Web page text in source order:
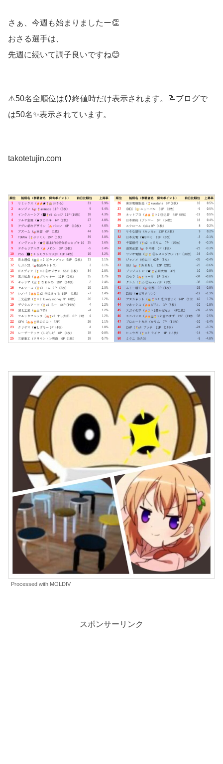
さぁ、今週も始まりましたー👏
おさる選手は、
先週に続いて調子良いですね😊
⚠️50名全順位は⏰終値時だけ表示されます。📝ブログで
は50名✨表示されています。
takotetujin.com
Processed with MOLDIV
スポンサーリンク